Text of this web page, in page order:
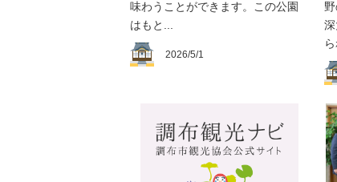
味わうことができます。この公園
はもと...
2026/5/1
ら